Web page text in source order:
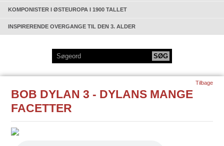
KOMPONISTER I ØSTEUROPA I 1900 TALLET
INSPIRERENDE OVERGANGE TIL DEN 3. ALDER
BOB DYLAN 3 - DYLANS MANGE
FACETTER
Tilbage